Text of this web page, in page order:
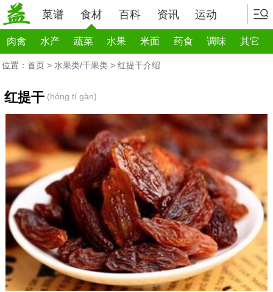
菜谱 食材 百科 资讯 运动
肉禽 水产 蔬菜 水果 米面 药食 调味 其它
位置： 首页 > 水果类/干果类 > 红提干介绍
红提干 (hóng tí gàn)